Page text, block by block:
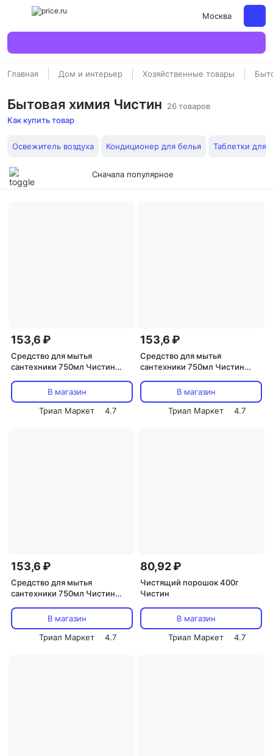
Москва
Главная Дом и интерьер Хозяйственные товары
Бытовая химия Чистин
26 товаров
Как купить товар
Освежитель воздуха Кондиционер для белья Таблетки для
Сначала популярное
153,6 ₽
Средство для мытья
сантехники 750мл Чистин
В магазин
Триал Маркет
4.7
153,6 ₽
Средство для мытья
сантехники 750мл Чистин
В магазин
Триал Маркет
4.7
153,6 ₽
Средство для мытья
сантехники 750мл Чистин
В магазин
Триал Маркет
4.7
80,92 ₽
Чистящий порошок 400г
Чистин
В магазин
Триал Маркет
4.7